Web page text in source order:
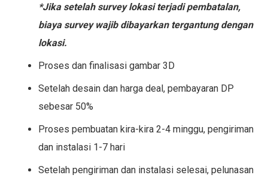
*Jika setelah survey lokasi terjadi pembatalan,
biaya survey wajib dibayarkan tergantung dengan
lokasi.
Proses dan finalisasi gambar 3D
Setelah desain dan harga deal, pembayaran DP
sebesar 50%
Proses pembuatan kira-kira 2-4 minggu, pengiriman
dan instalasi 1-7 hari
Setelah pengiriman dan instalasi selesai, pelunasan